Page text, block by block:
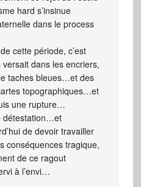
hard s’insinue
dans le process
cette période, c’est
versait dans les encriers,
taches bleues…et des
topographiques…et
une rupture…
détestation…et
de devoir travailler
conséquences tragique,
de ce ragout
à l’envi…